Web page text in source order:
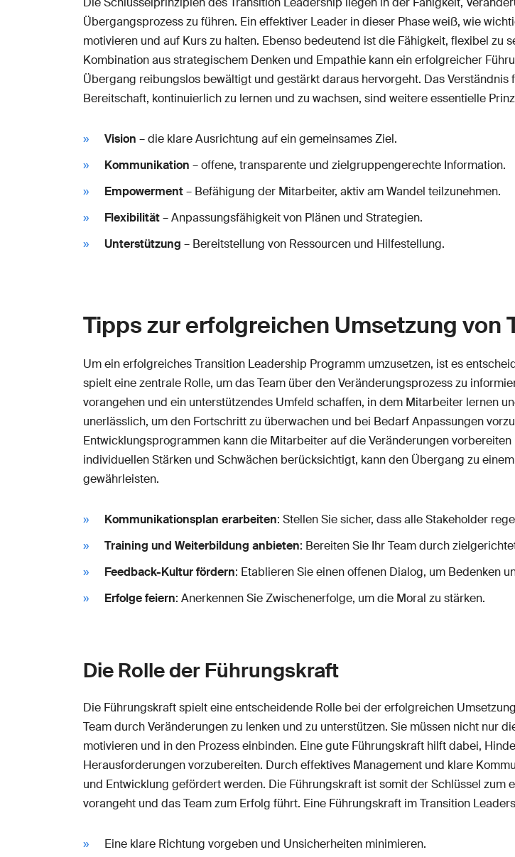
Übergangsprozess zu führen. Ein effektiver Leader in dieser Phase weiß, wie
motivieren und auf Kurs zu halten. Ebenso bedeutend ist die Fähigkeit, flexibel zu
Kombination aus strategischem Denken und Empathie kann ein erfolgreicher
Übergang reibungslos bewältigt und gestärkt daraus hervorgeht. Das
Bereitschaft, kontinuierlich zu lernen und zu wachsen, sind weitere essentielle
Vision – die klare Ausrichtung auf ein gemeinsames Ziel.
Kommunikation – offene, transparente und zielgruppengerechte Information.
Empowerment– Befähigung der Mitarbeiter, aktiv am Wandel teilzunehmen.
Flexibilität– Anpassungsfähigkeit von Plänen und Strategien.
Unterstützung – Bereitstellung von Ressourcen und Hilfestellung.
Tipps zur erfolgreichen Umsetzung von
Um ein erfolgreiches Transition Leadership Programm umzusetzen, ist es
spielt eine zentrale Rolle, um das Team über den Veränderungsprozess zu
vorangehen und ein unterstützendes Umfeld schaffen, in dem Mitarbeiter lernen
unerlässlich, um den Fortschritt zu überwachen und bei Bedarf Anpassungen
Entwicklungsprogrammen kann die Mitarbeiter auf die Veränderungen
individuellen Stärken und Schwächen berücksichtigt, kann den Übergang zu
gewährleisten.
Kommunikationsplan erarbeiten: Stellen Sie sicher, dass alle Stakeholder
Training und Weiterbildung anbieten: Bereiten Sie Ihr Team durch
Feedback-Kultur fördern: Etablieren Sie einen offenen Dialog, um Bedenken
Erfolge feiern: Anerkennen Sie Zwischenerfolge, um die Moral zu stärken.
Die Rolle der Führungskraft
Die Führungskraft spielt eine entscheidende Rolle bei der erfolgreichen
Team durch Veränderungen zu lenken und zu unterstützen. Sie müssen nicht nur
motivieren und in den Prozess einbinden. Eine gute Führungskraft hilft dabei,
Herausforderungen vorzubereiten. Durch effektives Management und klare
und Entwicklung gefördert werden. Die Führungskraft ist somit der Schlüssel
vorangeht und das Team zum Erfolg führt. Eine Führungskraft im Transition
Eine klare Richtung vorgeben und Unsicherheiten minimieren.